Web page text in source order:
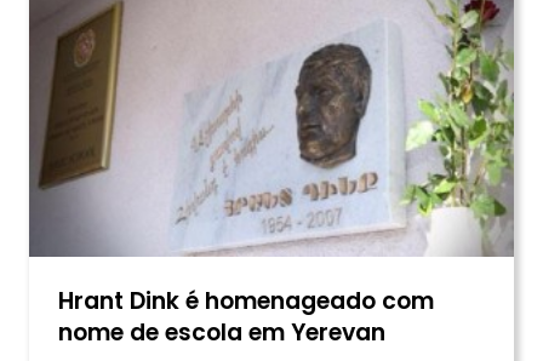
Hrant Dink é homenageado com
nome de escola em Yerevan